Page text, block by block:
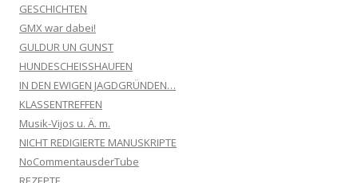
GESCHICHTEN
GMX war dabei!
GULDUR UN GUNST
HUNDESCHEISSHAUFEN
IN DEN EWIGEN JAGDGRÜNDEN…
KLASSENTREFFEN
Musik-Vijos u. Ä. m.
NICHT REDIGIERTE MANUSKRIPTE
NoCommentausderTube